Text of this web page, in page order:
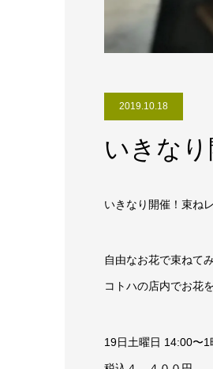
2019.10.18
いきな
いきなり開催！束ね
自由なお花で束ねて
コトハの店内でお花
19日土曜日 14:00〜1